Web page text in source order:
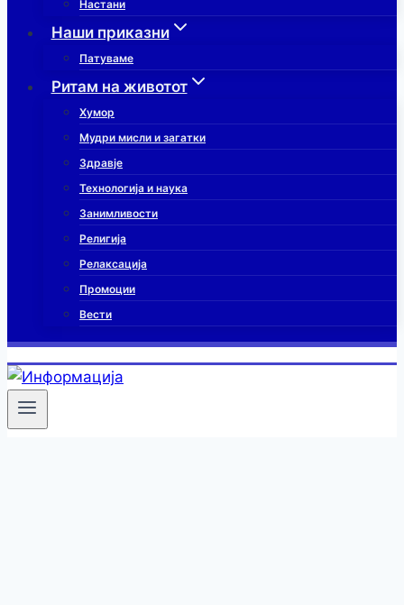
Настани
Наши приказни
Патуваме
Ритам на животот
Хумор
Мудри мисли и загатки
Здравје
Технологија и наука
Занимливости
Религија
Релаксација
Промоции
Вести